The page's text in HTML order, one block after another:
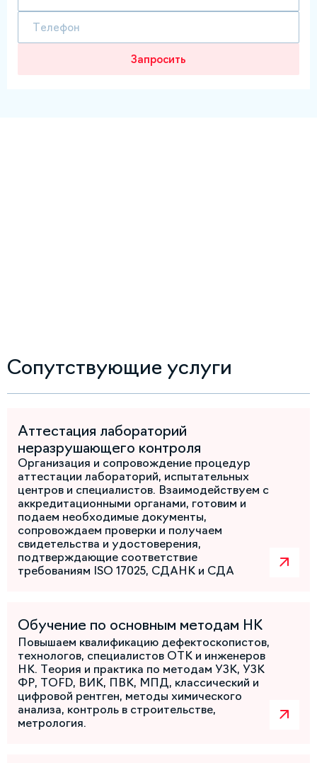
Запросить
Сопутствующие услуги
Аттестация лабораторий
неразрушающего контроля
Организация и сопровождение процедур
аттестации лабораторий, испытательных
центров и специалистов. Взаимодействуем с
аккредитационными органами, готовим и
подаем необходимые документы,
сопровождаем проверки и получаем
свидетельства и удостоверения,
подтверждающие соответствие
требованиям ISO 17025, СДАНК и СДА
Обучение по основным методам НК
Повышаем квалификацию дефектоскопистов,
технологов, специалистов ОТК и инженеров
НК. Теория и практика по методам УЗК, УЗК
ФР, TOFD, ВИК, ПВК, МПД, классический и
цифровой рентген, методы химического
анализа, контроль в строительстве,
метрология.